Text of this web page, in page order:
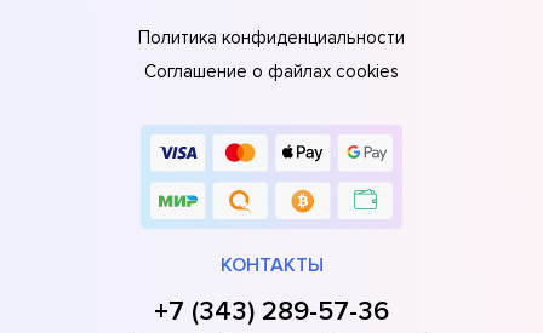
Политика конфиденциальности
Соглашение о файлах cookies
КОНТАКТЫ
+7 (343) 289-57-36